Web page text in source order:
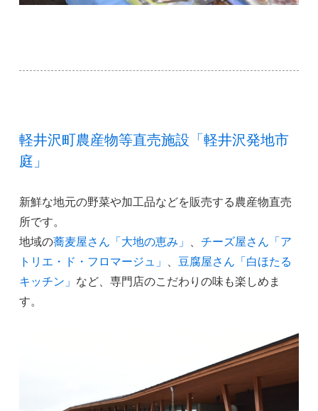
軽井沢町農産物等直売施設「軽井沢発地市
庭」
新鮮な地元の野菜や加工品などを販売する農産物直売
所です。
地域の蕎麦屋さん「大地の恵み」 、チーズ屋さん「ア
トリエ・ド・フロマージュ」
豆腐屋さん「白ほたる
キッチン」 など、専門店のこだわりの味も楽しめま
す。